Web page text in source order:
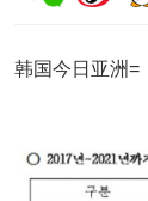
韩国今日亚洲=